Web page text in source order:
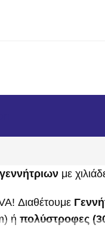
γεννήτριωνμε
Διαθέτουμε
ή πολύστροφες